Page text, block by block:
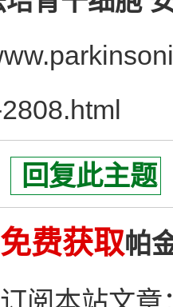
回复此主题
免费获取帕